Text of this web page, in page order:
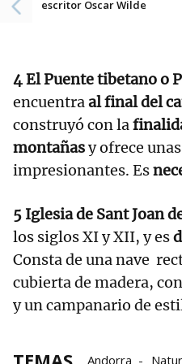
escritor Oscar Wilde
4 El Puente tibetano o
encuentraal final del
construyó con la
montañasy ofrece
impresionantes. Es
5 Iglesia de Sant Joan
los siglos XI y XII, y es
Consta de una nave
cubierta de madera,
y un campanario de
Andorra